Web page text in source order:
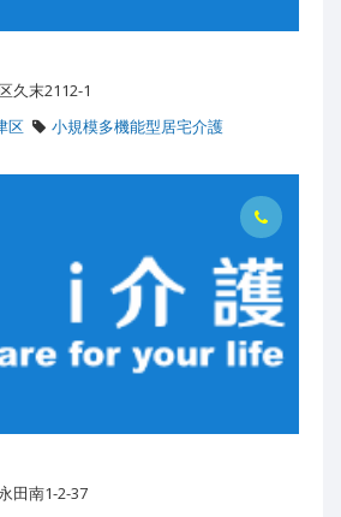
久末2112-1
区
小規模多機能型居宅介護
田南1-2-37